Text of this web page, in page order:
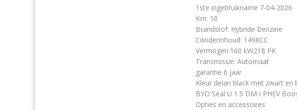
1ste ingebruikname 7-04-2026
Km: 10
Brandstof: Hybride Benzine
Cilinderinhoud: 1498CC
Vermogen:160 kW218 PK
Transmissie: Automaat
garantie 6 jaar
Kleur delan black met zwart en
BYD Seal U 1.5 DM-i PHEV
Opties en accessoires